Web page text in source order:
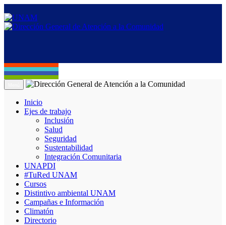
Inicio
Ejes de trabajo
Inclusión
Salud
Seguridad
Sustentabilidad
Integración Comunitaria
UNAPDI
#TuRed UNAM
Cursos
Distintivo ambiental UNAM
Campañas e Información
Climatón
Directorio